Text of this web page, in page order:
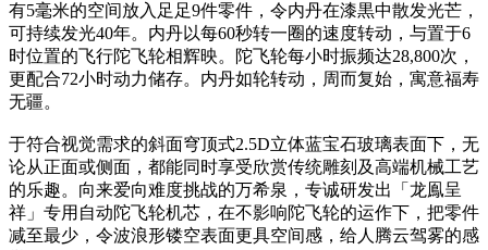
有5毫米的空间放入足足9件零件，令内丹在漆黒中散发光芒，
可持续发光40年。内丹以每60秒转一圈的速度转动，与置于6
时位置的飞行陀飞轮相辉映。陀飞轮每小时振频达28,800次，
更配合72小时动力储存。内丹如轮转动，周而复始，寓意福寿
无疆。
于符合视觉需求的斜面穹顶式2.5D立体蓝宝石玻璃表面下，无
论从正面或侧面，都能同时享受欣赏传统雕刻及高端机械工艺
的乐趣。向来爱向难度挑战的万希泉，专诚研发出「龙鳯呈
祥」专用自动陀飞轮机芯，在不影响陀飞轮的运作下，把零件
减至最少，令波浪形镂空表面更具空间感，给人腾云驾雾的感